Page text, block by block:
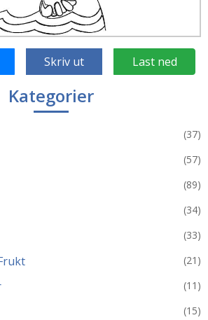
Skriv ut Last ned
Kategorier
(37)
(57)
(89)
(34)
(33)
(21)
(11)
(15)